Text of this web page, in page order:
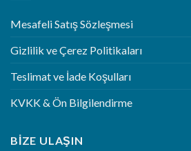
Mesafeli Satış Sözleşmesi
Gizlilik ve Çerez Politikaları
Teslimat ve İade Koşulları
KVKK & Ön Bilgilendirme
BIZE ULAŞIN